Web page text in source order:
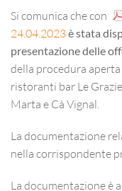
Si comunica che con
24.04.2023è stata
presentazione delle
della procedura
ristoranti bar Le
Marta e Cà Vignal.
La documentazione
nella corrispondente
La documentazione è